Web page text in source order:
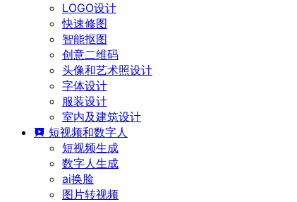
LOGO设计
快速修图
智能抠图
创意二维码
头像和艺术照设计
字体设计
服装设计
室内及建筑设计
短视频和数字人
短视频生成
数字人生成
ai换脸
图片转视频